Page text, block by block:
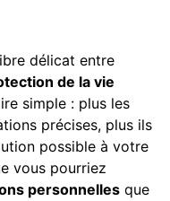
délicat entre
de la vie
simple : plus les
précises, plus ils
possible à votre
vous pourriez
personnelles que